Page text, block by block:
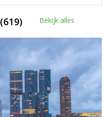
(619) Bekijk alles